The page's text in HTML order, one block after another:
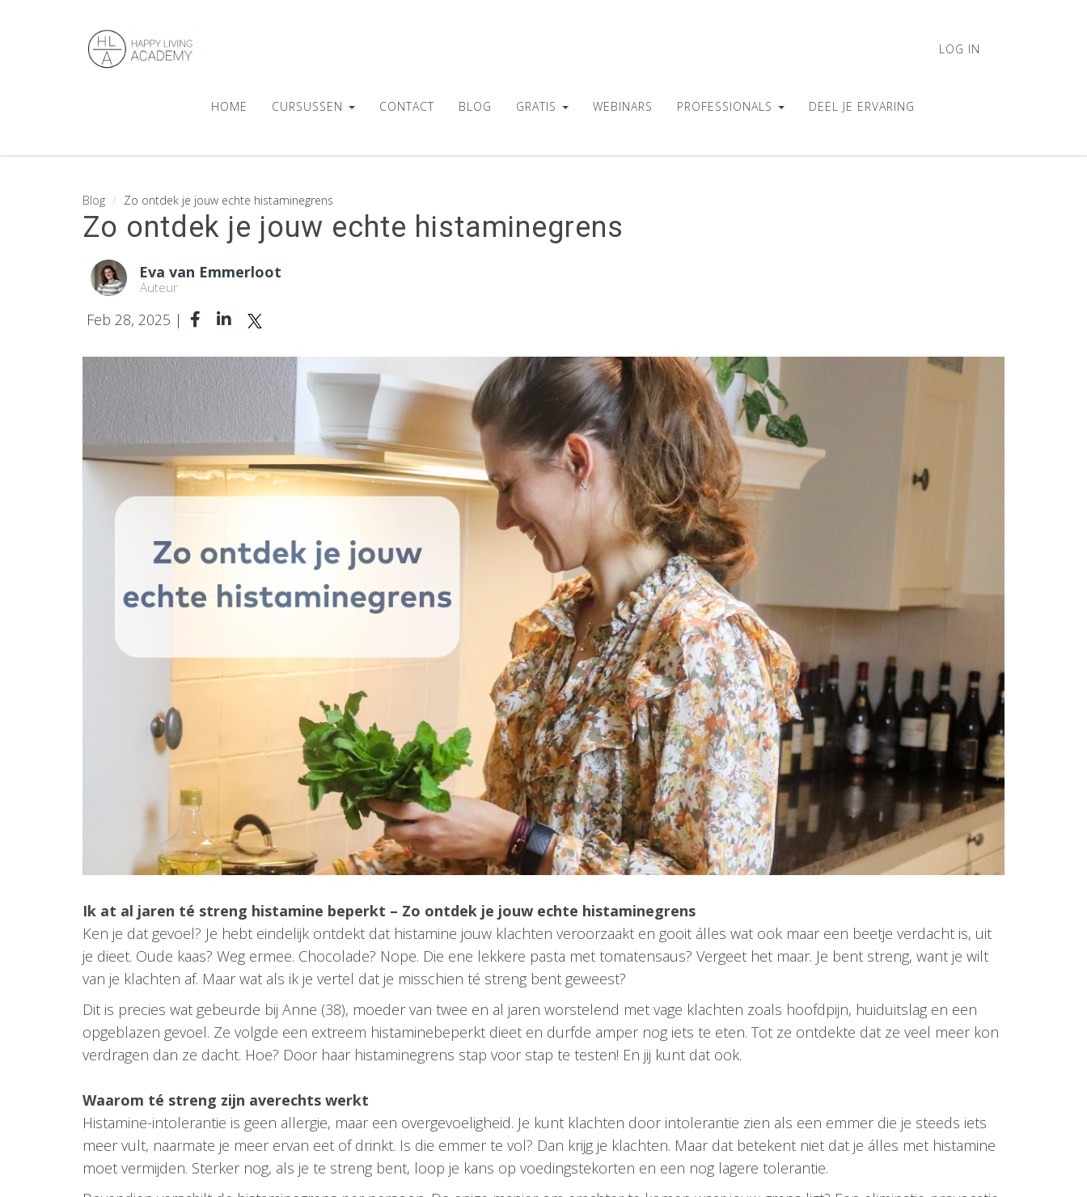
LOG IN
HOME CURSUSSEN CONTACT BLOG GRATIS WEBINARS PROFESSIONALS DEEL JE ERVARING
Blog Zo ontdek je jouw echte histaminegrens
Zo ontdek je jouw echte histaminegrens
Eva van Emmerloot
Auteur
Feb 28, 2025 |
Ik at al jaren té streng histamine beperkt – Zo ontdek je jouw echte histaminegrens
Ken je dat gevoel? Je hebt eindelijk ontdekt dat histamine jouw klachten veroorzaakt en gooit álles wat ook maar een beetje verdacht is, uit
je dieet. Oude kaas? Weg ermee. Chocolade? Nope. Die ene lekkere pasta met tomatensaus? Vergeet het maar. Je bent streng, want je wilt
van je klachten af. Maar wat als ik je vertel dat je misschien té streng bent geweest?
Dit is precies wat gebeurde bij Anne (38), moeder van twee en al jaren worstelend met vage klachten zoals hoofdpijn, huiduitslag en een
opgeblazen gevoel. Ze volgde een extreem histaminebeperkt dieet en durfde amper nog iets te eten. Tot ze ontdekte dat ze veel meer kon
verdragen dan ze dacht. Hoe? Door haar histaminegrens stap voor stap te testen! En jij kunt dat ook.
Waarom té streng zijn averechts werkt
Histamine-intolerantie is geen allergie, maar een overgevoeligheid. Je kunt klachten door intolerantie zien als een emmer die je steeds iets
meer vult, naarmate je meer ervan eet of drinkt. Is die emmer te vol? Dan krijg je klachten. Maar dat betekent niet dat je álles met histamine
moet vermijden. Sterker nog, als je te streng bent, loop je kans op voedingstekorten en een nog lagere tolerantie.